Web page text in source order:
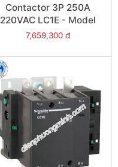
Contactor 3P 250A
220VAC LC1E - Model
LC1E250M6
7,659,300 đ